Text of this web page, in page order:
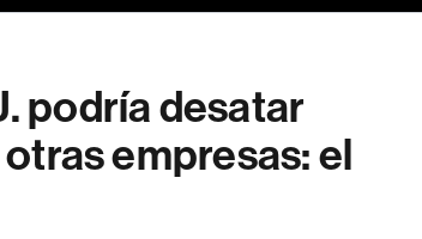
podría desatar
empresas: el